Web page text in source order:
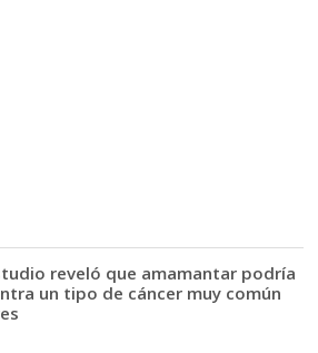
reveló que amamantar podría
un tipo de cáncer muy común